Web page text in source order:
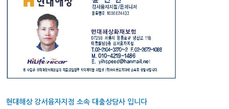
현대해상 강서융자지점 소속 대출상담사 입니다